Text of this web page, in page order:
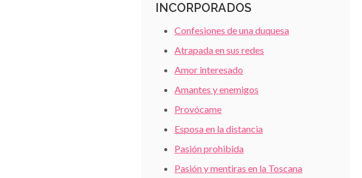
INCORPORADOS
Confesiones de una duquesa
Atrapada en sus redes
Amor interesado
Amantes y enemigos
Provócame
Esposa en la distancia
Pasión prohibida
Pasión y mentiras en la Toscana